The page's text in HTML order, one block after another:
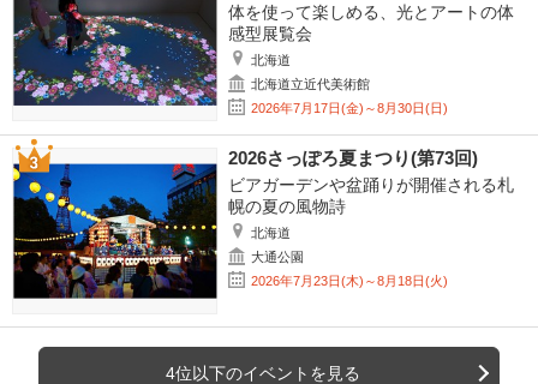
体を使って楽しめる、光とアートの体
感型展覧会
北海道
北海道立近代美術館
2026年7月17日(金)～8月30日(日)
2026さっぽろ夏まつり(第73回)
ビアガーデンや盆踊りが開催される札
幌の夏の風物詩
北海道
大通公園
2026年7月23日(木)～8月18日(火)
4位以下のイベントを見る